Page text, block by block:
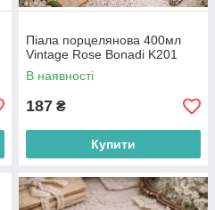
Піала порцелянова 400мл
Vintage Rose Bonadi K201
В наявності
187 ₴
Купити